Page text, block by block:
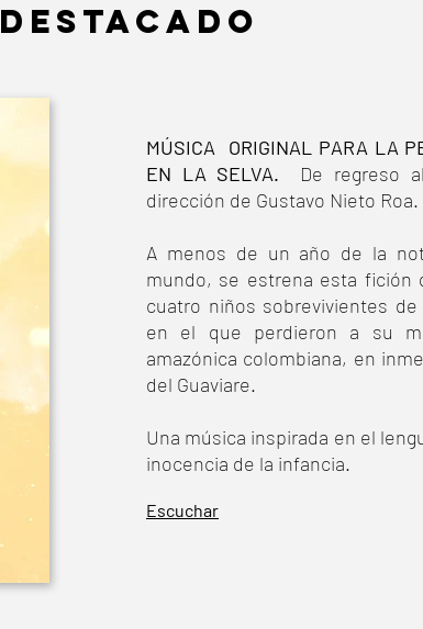
DESTACADO
MÚSICA ORIGINAL PARA LA
EN LA SELVA. De regreso
dirección de Gustavo Nieto Roa.
A menos de un año de la
mundo, se estrena esta fición
cuatro niños sobrevivientes
en el que perdieron a su
amazónica colombiana, en
del Guaviare.
Una música inspirada en el
inocencia de la infancia.
Escuchar